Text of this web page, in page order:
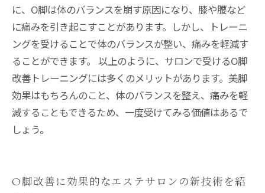
に、O脚は体のバランスを崩す原因になり、膝や腰など
に痛みを引き起こすことがあります。しかし、トレーニ
ングを受けることで体のバランスが整い、痛みを軽減す
ることができます。 以上のように、サロンで受けるO脚
改善トレーニングには多くのメリットがあります。美脚
効果はもちろんのこと、体のバランスを整え、痛みを軽
減することもできるため、一度受けてみる価値はあるで
しょう。
O脚改善に効果的なエステサロンの新技術を紹